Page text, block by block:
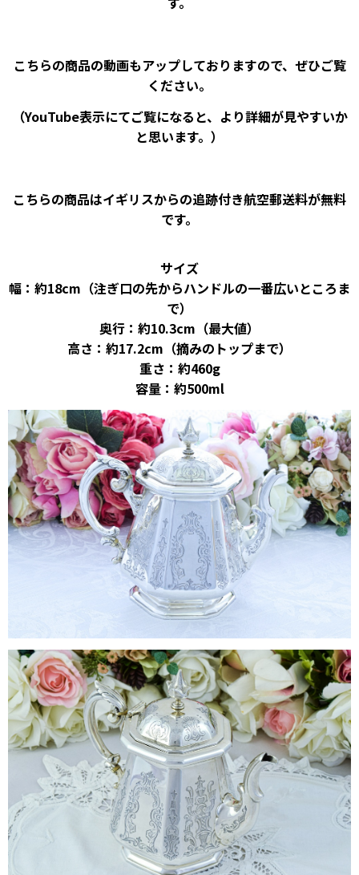
こちらの商品の動画もアップしておりますので、ぜひご覧
ください。
（YouTube表示にてご覧になると、より詳細が見やすいか
と思います。）
こちらの商品はイギリスからの追跡付き航空郵送料が無料
です。
サイズ
幅：約18cm（注ぎ口の先からハンドルの一番広いところま
で）
奥行：約10.3cm（最大値）
高さ：約17.2cm（摘みのトップまで）
重さ：約460g
容量：約500ml